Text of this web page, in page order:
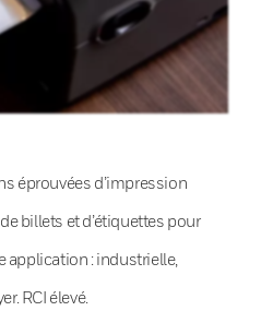
éprouvées d’impression
billets et d’étiquettes pour
: industrielle,
RCI élevé.